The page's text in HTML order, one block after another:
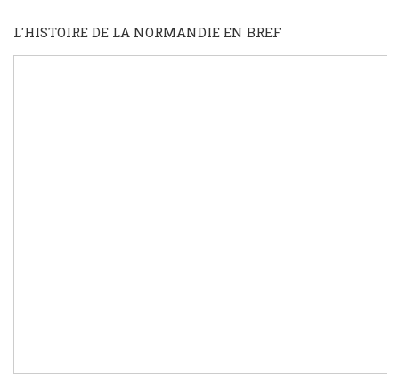
L'HISTOIRE DE LA NORMANDIE EN BREF